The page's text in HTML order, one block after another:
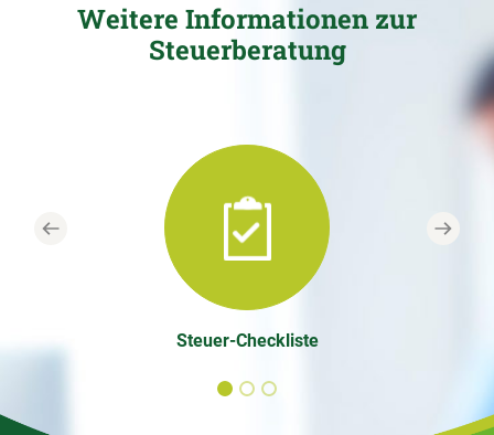
Weitere Informationen zur
Steuerberatung
Steuer-Checkliste
Previous Next